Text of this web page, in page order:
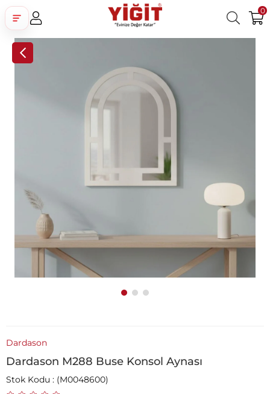
0
Google İle Bağlan
Dardason
Dardason M288 Buse Konsol Aynası
Stok Kodu (M0048600)